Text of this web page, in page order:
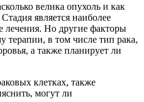
велика опухоль и как
является наиболее
Но другие факторы
терапии, в том числе тип рака,
а также планирует ли
клетках, также
могут ли